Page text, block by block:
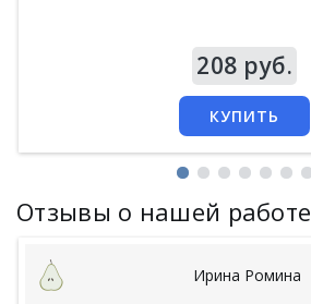
208 руб.
КУПИТЬ
Отзывы о нашей работе
Ирина Ромина